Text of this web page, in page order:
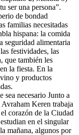
ser una persona”.
de bondad
familias necesitadas
hispana: la comida
seguridad alimentaria
festividades, las
que también les
la fiesta. En la
y productos
sea necesario Junto a
Keren trabaja
corazón de la Ciudad
en el singular
mañana, algunos por